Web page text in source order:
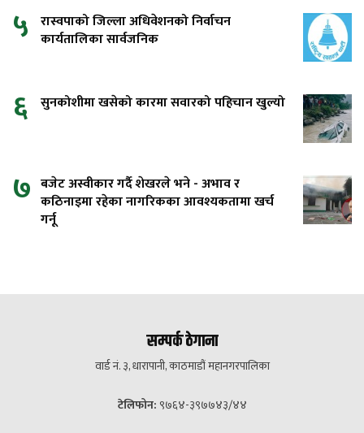
५ रास्वपाको जिल्ला अधिवेशनको निर्वाचन
कार्यतालिका सार्वजनिक
६ सुनकोशीमा खसेको कारमा सवारको पहिचान खुल्यो
७ बजेट अस्वीकार गर्दै शेखरले भने - अभाव र
कठिनाइमा रहेका नागरिकका आवश्यकतामा खर्च
गर्नू
सम्पर्क ठेगाना
वार्ड नं. ३, धारापानी, काठमाडौं महानगरपालिका
टेलिफोन: ९७६४-३९७७४३/४४